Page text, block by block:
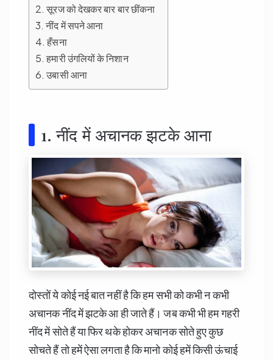
2. सूरज को देखकर बार बार छींकना
3. नींद में सपने आना
4. हँसना
5. हमारी उंगलियों के निशान
6. उबासी आना
1. नींद में अचानक झटके आना
दोस्तों ये कोई नई बात नहीं है कि हम सभी को कभी न कभी
अचानक नींद में झटके आ ही जाते हैं। जब कभी भी हम गहरी
नींद में सोते हैं या फिर थके होकर अचानक सोते हुए कुछ
सोचते हैं तो हमें ऐसा लगता है कि मानो कोई हमें किसी ऊंचाई